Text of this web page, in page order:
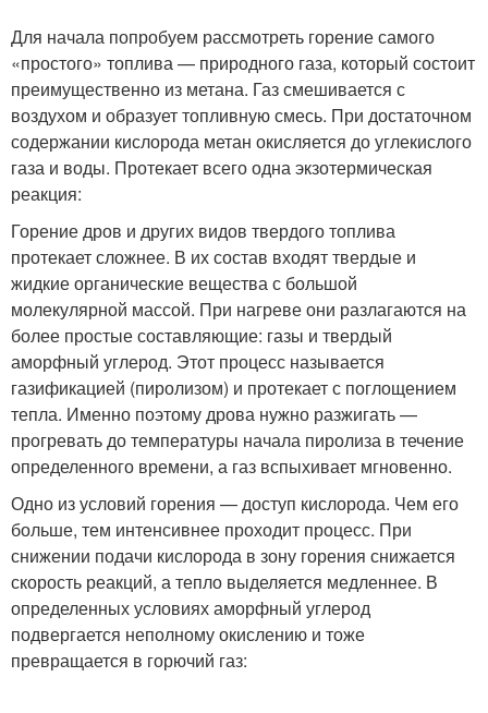
Для начала попробуем рассмотреть горение самого
«простого» топлива — природного газа, который состоит
преимущественно из метана. Газ смешивается с
воздухом и образует топливную смесь. При достаточном
содержании кислорода метан окисляется до углекислого
газа и воды. Протекает всего одна экзотермическая
реакция:
Горение дров и других видов твердого топлива
протекает сложнее. В их состав входят твердые и
жидкие органические вещества с большой
молекулярной массой. При нагреве они разлагаются на
более простые составляющие: газы и твердый
аморфный углерод. Этот процесс называется
газификацией (пиролизом) и протекает с поглощением
тепла. Именно поэтому дрова нужно разжигать —
прогревать до температуры начала пиролиза в течение
определенного времени, а газ вспыхивает мгновенно.
Одно из условий горения — доступ кислорода. Чем его
больше, тем интенсивнее проходит процесс. При
снижении подачи кислорода в зону горения снижается
скорость реакций, а тепло выделяется медленнее. В
определенных условиях аморфный углерод
подвергается неполному окислению и тоже
превращается в горючий газ: